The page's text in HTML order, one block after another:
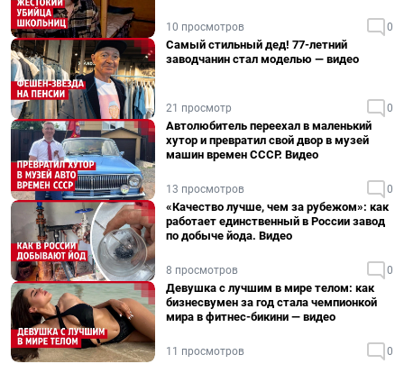
10 просмотров 0
Самый стильный дед! 77-летний
заводчанин стал моделью — видео
21 просмотр 0
Автолюбитель переехал в маленький
хутор и превратил свой двор в музей
машин времен СССР. Видео
13 просмотров 0
«Качество лучше, чем за рубежом»: как
работает единственный в России завод
по добыче йода. Видео
8 просмотров 0
Девушка с лучшим в мире телом: как
бизнесвумен за год стала чемпионкой
мира в фитнес-бикини — видео
11 просмотров 0